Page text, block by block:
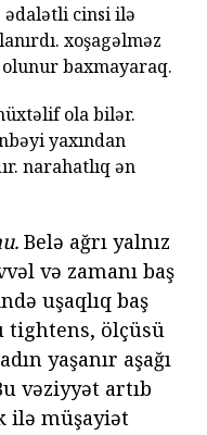
ədalətli cinsi ilə
xoşagəlməz
baxmayaraq.
ola bilər.
yaxından
narahatlıq ən
Belə ağrı yalnız
və zamanı baş
uşaqlıq baş
tightens, ölçüsü
yaşanır aşağı
vəziyyət artıb
ilə müşayiət